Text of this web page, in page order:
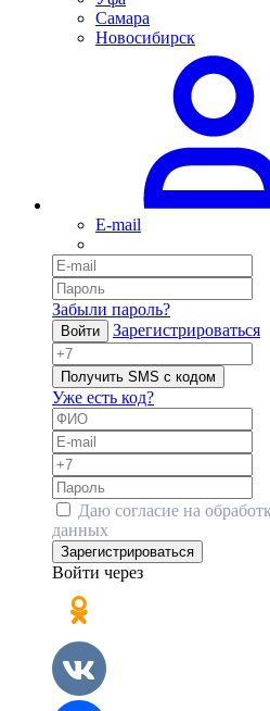
Самара
Новосибирск
E-mail
Забыли пароль?
Войти Зарегистрироваться
Получить SMS с кодом
Уже есть код?
Даю согласие на
данных
Зарегистрироваться
Войти через